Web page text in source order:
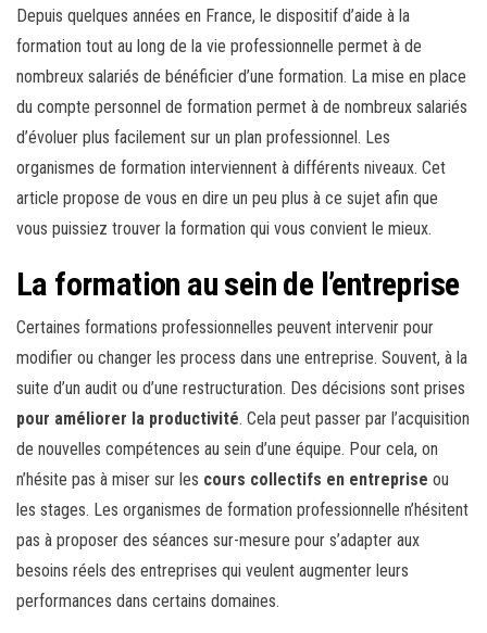
Depuis quelques années en France, le dispositif d’aide à la
formation tout au long de la vie professionnelle permet à de
nombreux salariés de bénéficier d’une formation. La mise en place
du compte personnel de formation permet à de nombreux salariés
d’évoluer plus facilement sur un plan professionnel. Les
organismes de formation interviennent à différents niveaux. Cet
article propose de vous en dire un peu plus à ce sujet afin que
vous puissiez trouver la formation qui vous convient le mieux.
La formation au sein de l’entreprise
Certaines formations professionnelles peuvent intervenir pour
modifier ou changer les process dans une entreprise. Souvent, à la
suite d’un audit ou d’une restructuration. Des décisions sont prises
pour améliorer la productivité. Cela peut passer par l’acquisition
de nouvelles compétences au sein d’une équipe. Pour cela, on
n’hésite pas à miser sur les cours collectifs en entreprise ou
les stages. Les organismes de formation professionnelle n’hésitent
pas à proposer des séances sur-mesure pour s’adapter aux
besoins réels des entreprises qui veulent augmenter leurs
performances dans certains domaines.